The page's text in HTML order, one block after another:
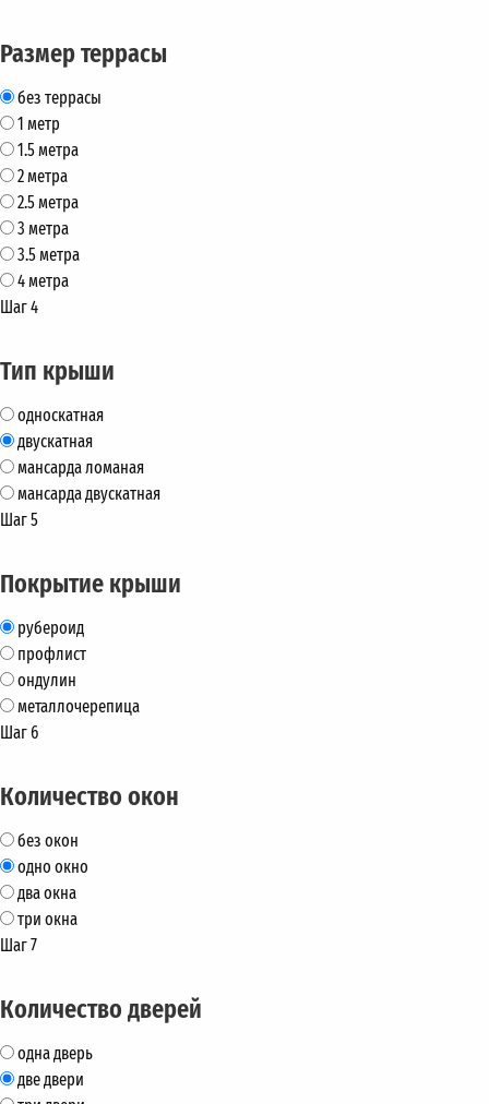
Размер террасы
без террасы
1 метр
1.5 метра
2 метра
2.5 метра
3 метра
3.5 метра
4 метра
Шаг 4
Тип крыши
односкатная
двускатная
мансарда ломаная
мансарда двускатная
Шаг 5
Покрытие крыши
рубероид
профлист
ондулин
металлочерепица
Шаг 6
Количество окон
без окон
одно окно
два окна
три окна
Шаг 7
Количество дверей
одна дверь
две двери